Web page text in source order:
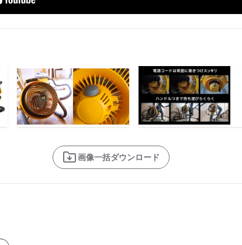
画像一括ダウンロード